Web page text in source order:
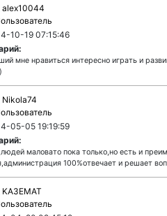
alex10044
10-19 07:15:46
мне нравиться интересно играть и
Nikola74
05-05 19:19:59
маловато пока только,но есть и
100%отвечает и решает
KA3EMAT